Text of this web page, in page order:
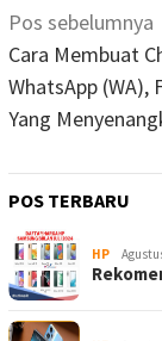
Navigasi
pos
Pos sebelumnya
Cara Membuat
WhatsApp (WA),
Yang
POS TERBARU
HP